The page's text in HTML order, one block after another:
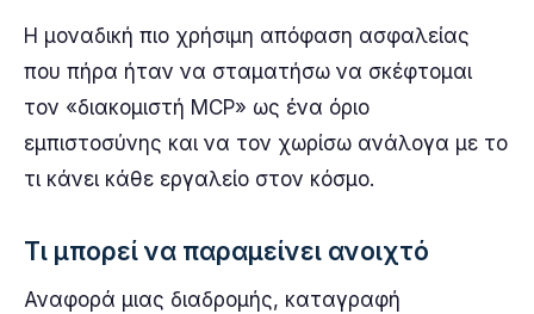
Η μοναδική πιο χρήσιμη απόφαση ασφαλείας
που πήρα ήταν να σταματήσω να σκέφτομαι
τον «διακομιστή MCP» ως ένα όριο
εμπιστοσύνης και να τον χωρίσω ανάλογα με το
τι κάνει κάθε εργαλείο στον κόσμο.
Τι μπορεί να παραμείνει ανοιχτό
Αναφορά μιας διαδρομής, καταγραφή